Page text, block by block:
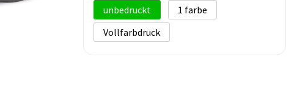
unbedruckt
1
Vollfarbdruck